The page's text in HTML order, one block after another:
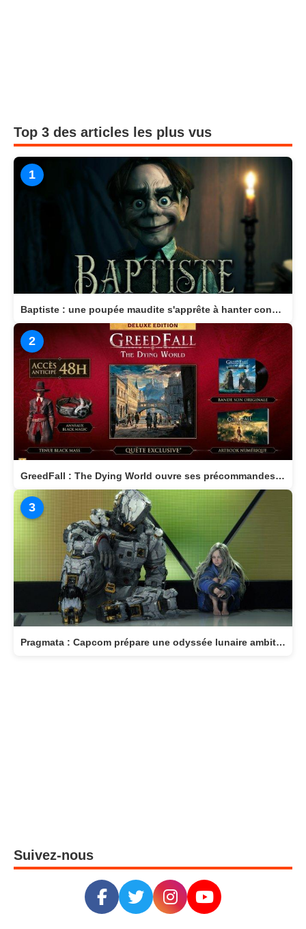
Top 3 des articles les plus vus
1
Baptiste : une poupée maudite s'apprête à hanter consoles et PC en 2026
2
GreedFall : The Dying World ouvre ses précommandes et dévoile son édition Deluxe
3
Pragmata : Capcom prépare une odyssée lunaire ambitieuse pour avril 2026
Suivez-nous